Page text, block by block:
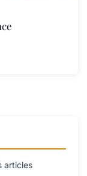
articles